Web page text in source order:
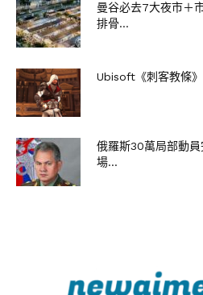
曼谷必去7大夜市＋
排骨...
Ubisoft《刺客教條
俄羅斯30萬局部動
場...